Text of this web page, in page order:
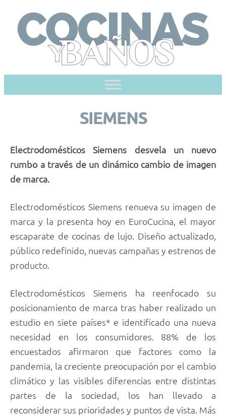
content
SIEMENS
Electrodomésticos Siemens desvela un nuevo
rumbo a través de un dinámico cambio de imagen
de marca.
Electrodomésticos Siemens renueva su imagen de
marca y la presenta hoy en EuroCucina, el mayor
escaparate de cocinas de lujo. Diseño actualizado,
público redefinido, nuevas campañas y estrenos de
producto.
Electrodomésticos Siemens ha reenfocado su
posicionamiento de marca tras haber realizado un
estudio en siete países* e identificado una nueva
necesidad en los consumidores. 88% de los
encuestados afirmaron que factores como la
pandemia, la creciente preocupación por el cambio
climático y las visibles diferencias entre distintas
partes de la sociedad, los han llevado a
reconsiderar sus prioridades y puntos de vista. Más